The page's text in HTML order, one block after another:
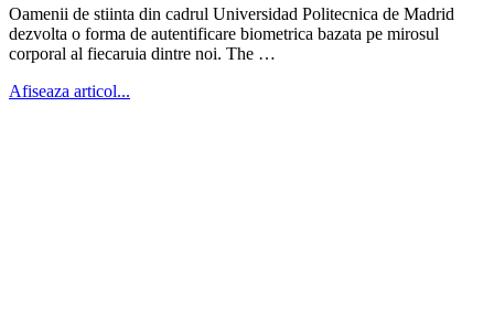
Oamenii de stiinta din cadrul Universidad Politecnica de Madrid
dezvolta o forma de autentificare biometrica bazata pe mirosul
corporal al fiecaruia dintre noi. The …
Afiseaza articol...